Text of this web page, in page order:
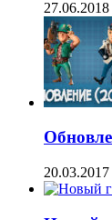
27.06.2018
20.03.2017